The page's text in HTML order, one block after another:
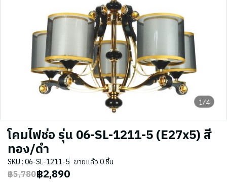
1/4
โคมไฟช่อ รุ่น 06-SL-1211-5 (E27x5) สี
ทอง/ดำ
SKU : 06-SL-1211-5 ขายแล้ว 0 ชิ้น
฿5,780฿2,890